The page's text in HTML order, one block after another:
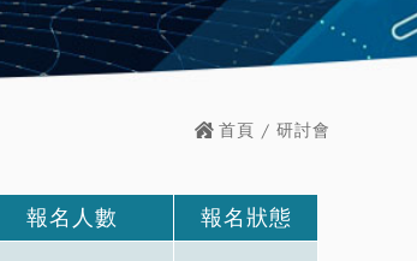
首頁 / 研討會
報名人數
報名狀態